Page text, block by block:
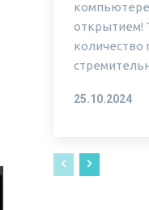
открытием!
количество
25.10.2024